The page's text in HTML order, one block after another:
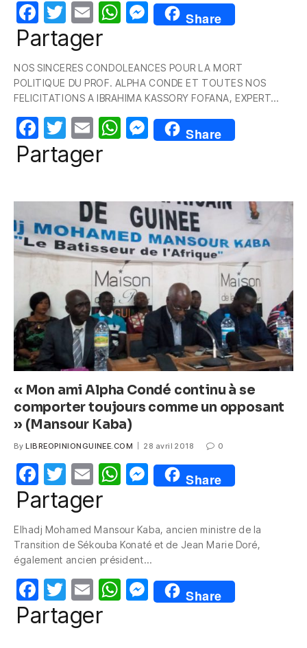
F
a
e
b
o
o
k
T
w
itt
er
E
m
W
s
A
p
p
M
e
e
n
g
er
Share
Partager
NOS SINCERES CONDOLEANCES POUR LA MORT
POLITIQUE DU PROF. ALPHA CONDE ET TOUTES NOS
FELICITATIONS A IBRAHIMA KASSORY FOFANA, EXPERT…
F
a
b
o
o
T
w
itt
E
m
W
A
p
p
M
e
n
g
er
Share
Partager
« Mon ami Alpha Condé continu à se
comporter toujours comme un opposant
» (Mansour Kaba)
By LIBREOPINIONGUINEE.COM 28 avril 2018 0
F
a
e
b
o
o
k
T
w
itt
er
E
m
W
s
A
p
p
M
e
e
n
g
er
Share
Partager
Elhadj Mohamed Mansour Kaba, ancien ministre de la
Transition de Sékouba Konaté et de Jean Marie Doré,
également ancien président…
F
a
T
w
itt
E
m
W M
e
Share
Partager